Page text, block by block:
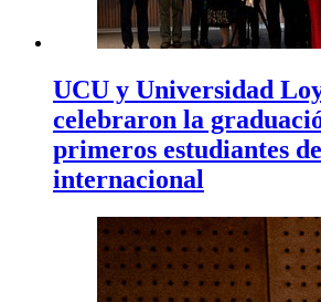
UCU y Universidad
celebraron la
primeros estudiantes
internacional